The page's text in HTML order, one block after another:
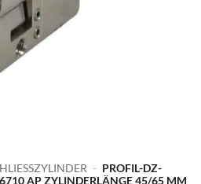
- PROFIL-DZ-
AP ZYLINDERLÄNGE 45/65 MM